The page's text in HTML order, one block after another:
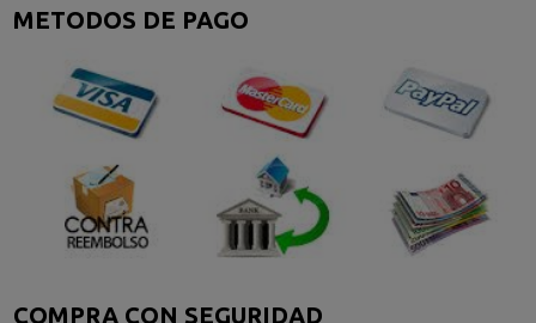
METODOS DE PAGO
COMPRA CON SEGURIDAD